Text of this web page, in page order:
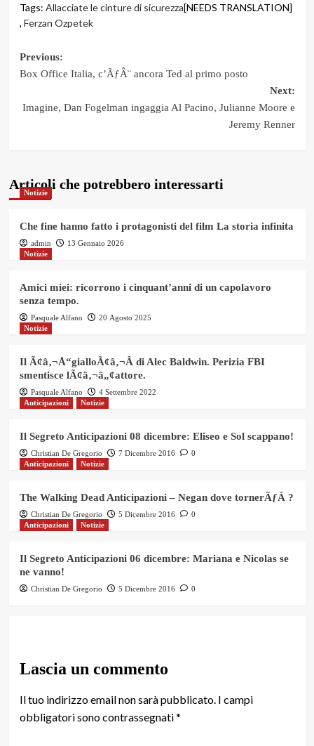
Tags: Allacciate le cinture di sicurezza[NEEDS TRANSLATION]
, Ferzan Ozpetek
Post
Previous:
Box Office Italia, c’ÃƒÂ¨ ancora Ted al primo posto
Next:
Imagine, Dan Fogelman ingaggia Al Pacino, Julianne Moore e
Jeremy Renner
Articoli che potrebbero interessarti
Notizie
Che fine hanno fatto i protagonisti del film La storia infinita
admin
13 Gennaio 2026
Notizie
Amici miei: ricorrono i cinquant’anni di un capolavoro
senza tempo.
Pasquale Alfano
20 Agosto 2025
Notizie
Il Ã¢â‚¬Å“gialloÃ¢â‚¬Â di Alec Baldwin. Perizia FBI
smentisce lÃ¢â‚¬â„¢attore.
Pasquale Alfano
4 Settembre 2022
Anticipazioni
Notizie
Il Segreto Anticipazioni 08 dicembre: Eliseo e Sol scappano!
Christian De Gregorio 7 Dicembre 2016
0
Anticipazioni
Notizie
The Walking Dead Anticipazioni – Negan dove tornerÃƒÂ ?
Christian De Gregorio 5 Dicembre 2016
0
Anticipazioni
Notizie
Il Segreto Anticipazioni 06 dicembre: Mariana e Nicolas se
ne vanno!
Christian De Gregorio 5 Dicembre 2016 0
Lascia un commento
Il tuo indirizzo email non sarà pubblicato. I campi
obbligatori sono contrassegnati*